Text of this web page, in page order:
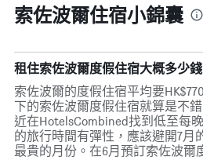
索佐波爾住宿小錦囊
租住索佐波爾度假住宿大概多少錢
索佐波爾的度假住宿平均要
下的索佐波爾度假住宿就算是不
近在HotelsCombined找到低至每
的旅行時間有彈性，應該避開7月
最貴的月份。在6月預訂索佐波爾